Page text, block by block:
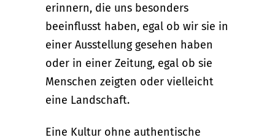
erinnern, die uns besonders
beeinflusst haben, egal ob wir sie in
einer Ausstellung gesehen haben
oder in einer Zeitung, egal ob sie
Menschen zeigten oder vielleicht
eine Landschaft.
Eine Kultur ohne authentische